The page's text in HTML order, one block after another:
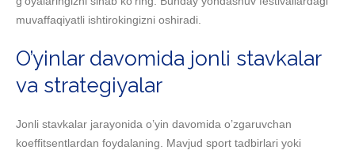
muvaffaqiyatli ishtirokingizni oshiradi.
O’yinlar davomida jonli stavkalar
va strategiyalar
Jonli stavkalar jarayonida o’yin davomida o’zgaruvchan
koeffitsentlardan foydalaning. Mavjud sport tadbirlari yoki